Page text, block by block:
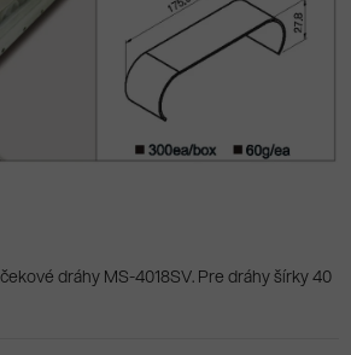
dráhy MS-4018SV. Pre dráhy šírky 40